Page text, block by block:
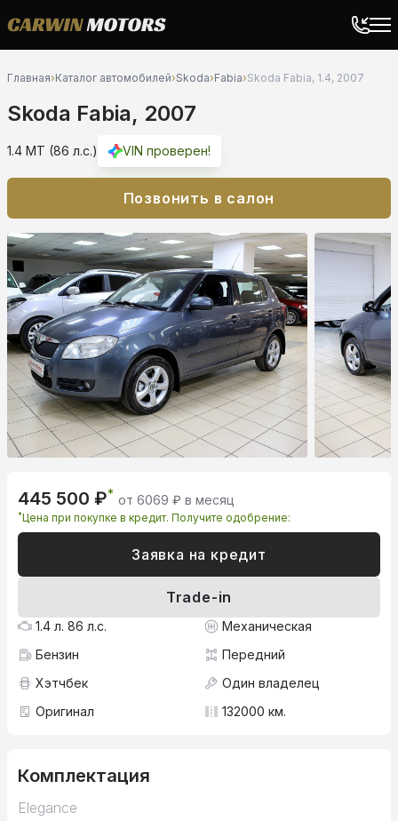
Главная›Каталог автомобилей›Skoda›Fabia›Skoda Fabia, 1.4, 2007
Skoda Fabia, 2007
1.4 MT (86 л.с.) VIN проверен!
Позвонить в салон
445 500 ₽* от 6069 ₽ в месяц
*Цена при покупке в кредит. Получите одобрение:
Заявка на кредит
Trade-in
1.4 л. 86 л.с.
Механическая
Бензин
Передний
Хэтчбек
Один владелец
Оригинал
132000 км.
Комплектация
Elegance